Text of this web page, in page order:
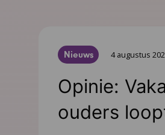
Nieuws 4 augustus
Opinie:
ouders